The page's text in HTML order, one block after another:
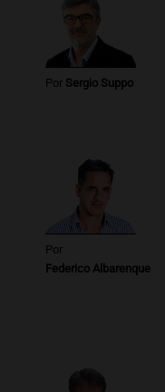
Episodios
Por Sergio Suppo
Por
Federico Albarenque